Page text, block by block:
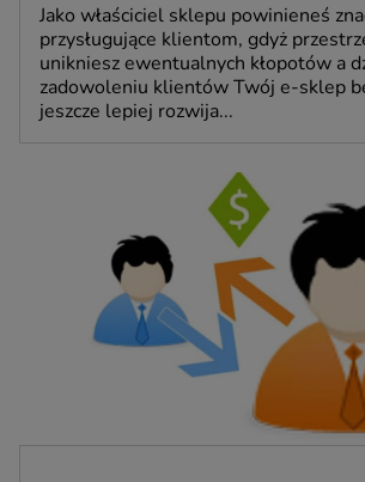
Jako właściciel sklepu powinieneś
przysługujące klientom, gdyż
unikniesz ewentualnych kłopotów a
zadowoleniu klientów Twój e-sklep
jeszcze lepiej rozwija...